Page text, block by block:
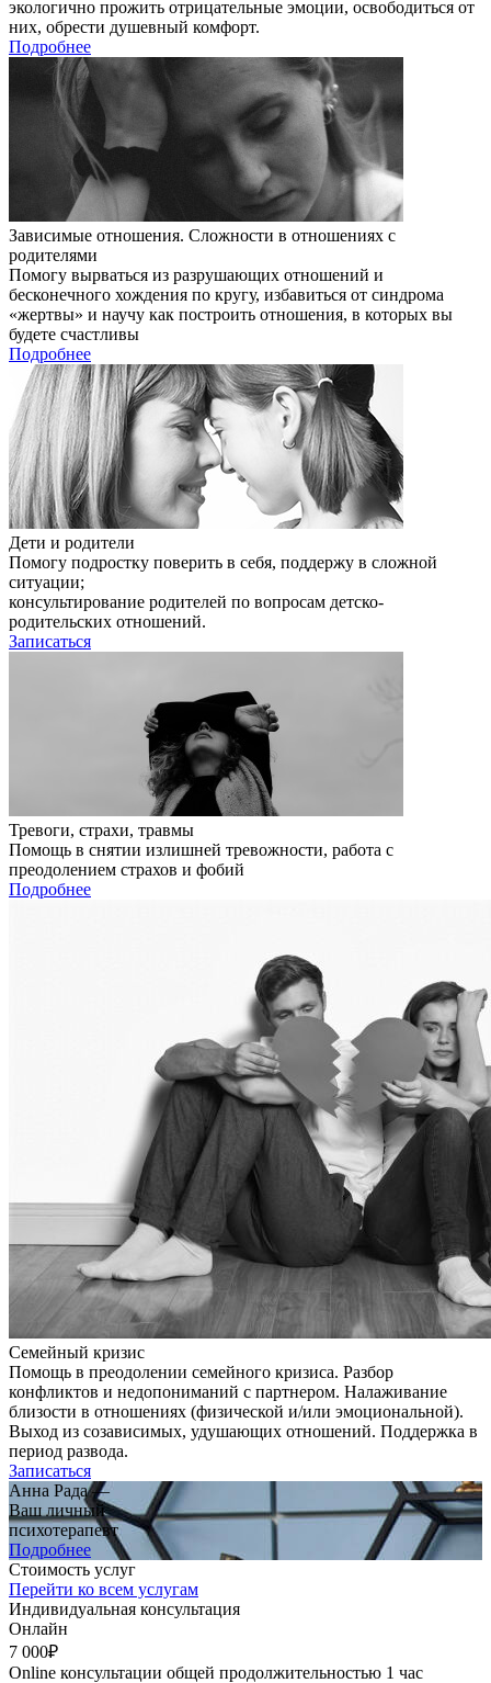
экологично прожить отрицательные эмоции, освободиться от
них, обрести душевный комфорт.
Подробнее
Зависимые отношения. Сложности в отношениях с
родителями
Помогу вырваться из разрушающих отношений и
бесконечного хождения по кругу, избавиться от синдрома
«жертвы» и научу как построить отношения, в которых вы
будете счастливы
Подробнее
Дети и родители
Помогу подростку поверить в себя, поддержу в сложной
ситуации;
консультирование родителей по вопросам детско-
родительских отношений.
Записаться
Тревоги, страхи, травмы
Помощь в снятии излишней тревожности, работа с
преодолением страхов и фобий
Подробнее
Семейный кризис
Помощь в преодолении семейного кризиса. Разбор
конфликтов и недопониманий с партнером. Налаживание
близости в отношениях (физической и/или эмоциональной).
Выход из созависимых, удушающих отношений. Поддержка в
период развода.
Записаться
Анна Рада —
Ваш личный
психотерапевт
Подробнее
Стоимость услуг
Перейти ко всем услугам
Индивидуальная консультация
Онлайн
7 000₽
Online консультации общей продолжительностью 1 час